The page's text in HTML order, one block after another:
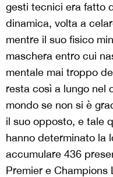
gesti tecnici era fatto
dinamica, volta a
mentre il suo fisico
maschera entro cui
mentale mai troppo
resta così a lungo nel
mondo se non si è
il suo opposto, e tale
hanno determinato la
accumulare 436
Premier e Champions